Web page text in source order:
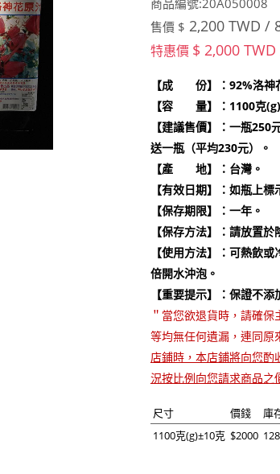
商品編號:20A050008
售價 $ 2,200 TWD /
特惠價 $ 2,000
【成 份】：92%洛神
【容 量】：1100克(g)
【建議售價】：一瓶250
送一瓶（平均230元）。
【產 地】：台灣。
【有效日期】：如瓶上標
【保存期限】：一年。
【保存方法】：請放置
【使用方法】：可熱飲
倍開水沖泡。
【重要提示】：保證不
＂當您欲退貨時，請確
等均無任何遺漏，連同原
店鋪時，本店鋪將向您酌
況按比例向您請求商品之
尺寸 價錢 庫
1100克(g)±10克 $2000 128